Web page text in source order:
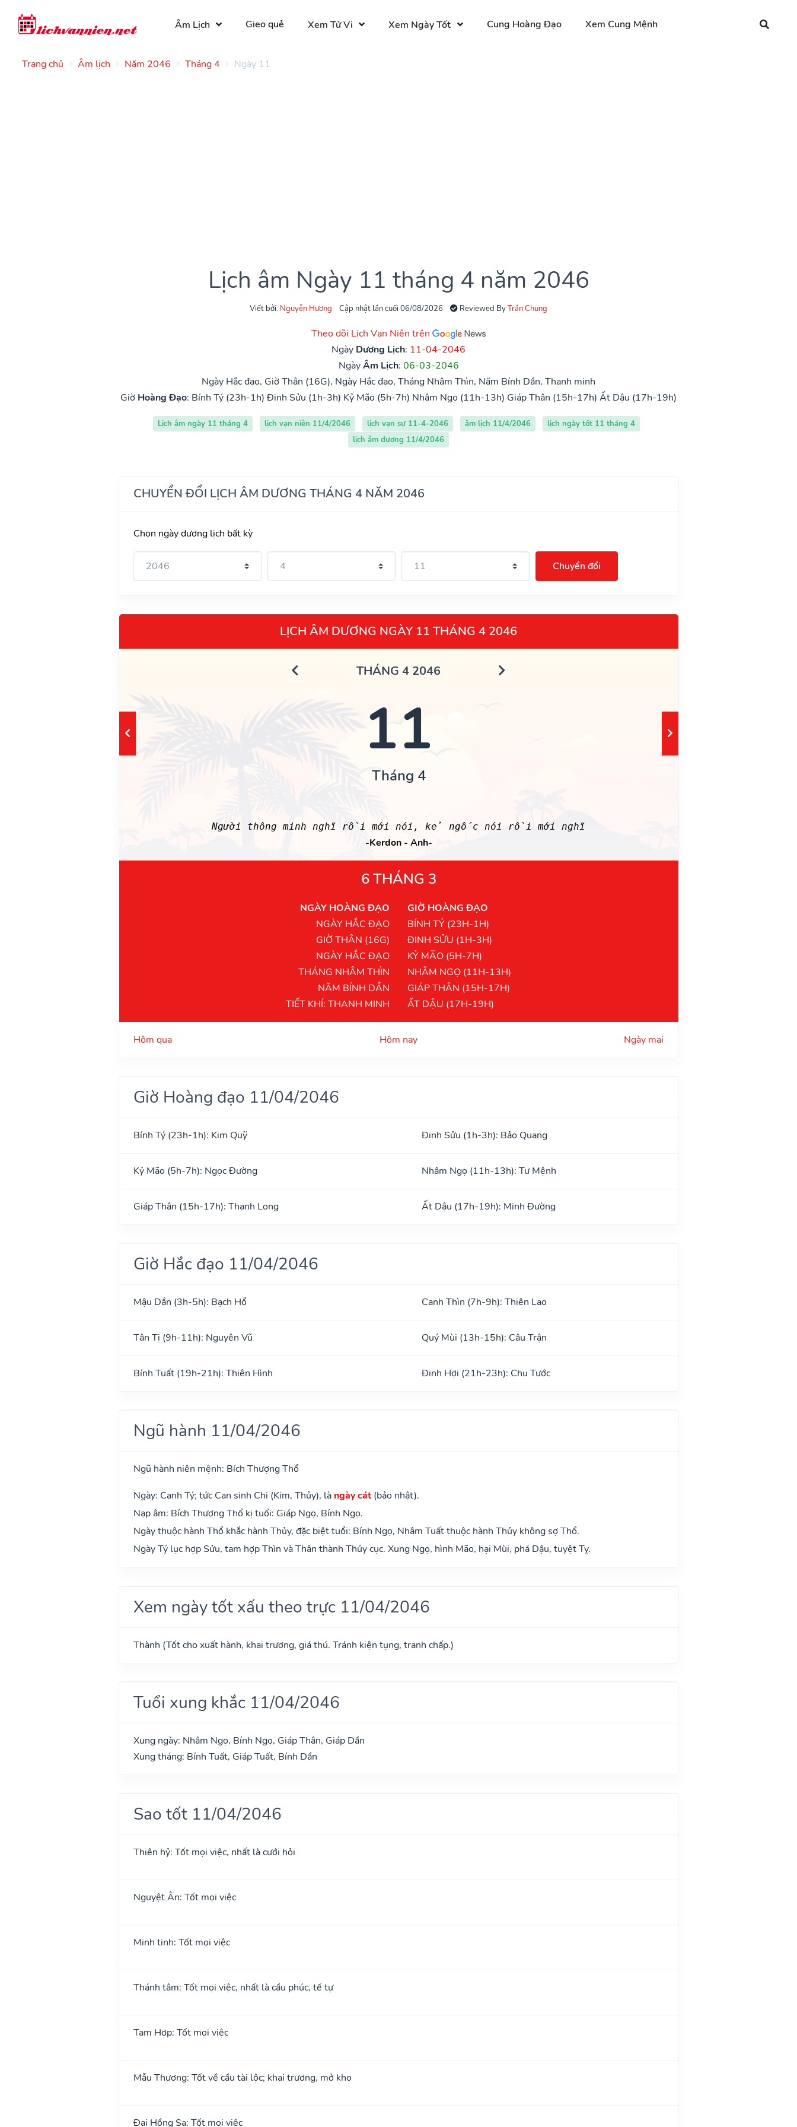
Âm Lịch Gieo quẻ Xem Tử Vi Xem Ngày Tốt Cung Hoàng Đạo Xem Cung Mệnh
Trang chủ Âm lịch Năm 2046 Tháng 4 Ngày 11
Lịch âm Ngày 11 tháng 4 năm 2046
Viết bởi: Nguyễn Hương Cập nhật lần cuối 06/08/2026 Reviewed ByTrần Chung
Theo dõi Lịch Vạn Niên trên
Ngày Dương Lịch: 11-04-2046
NgàyÂm Lịch: 06-03-2046
Ngày Hắc đạo, Giờ Thân (16G), Ngày Hắc đạo, Tháng Nhâm Thìn, Năm Bính Dần, Thanh minh
Giờ Hoàng Đạo: Bính Tý (23h-1h) Đinh Sửu (1h-3h) Kỷ Mão (5h-7h) Nhâm Ngọ (11h-13h) Giáp Thân (15h-17h) Ất Dậu (17h-19h)
Lịch âm ngày 11 tháng 4 lịch vạn niên 11/4/2046 lịch vạn sự 11-4-2046 âm lịch 11/4/2046
lịch ngày tốt 11 tháng 4
lịch âm dương 11/4/2046
CHUYỂN ĐỔI LỊCH ÂM DƯƠNG THÁNG 4 NĂM 2046
Chọn ngày dương lịch bất kỳ
Chuyển đổi
LỊCH ÂM DƯƠNG NGÀY 11 THÁNG 4 2046
THÁNG 4 2046
11
Tháng 4
Người thông minh nghĩ rồi mới nói, kẻ ngốc nói rồi mới nghĩ
-Kerdon - Anh-
6 THÁNG 3
NGÀY HOÀNG ĐẠO
NGÀY HẮC ĐẠO
GIỜ THÂN (16G)
NGÀY HẮC ĐẠO
THÁNG NHÂM THÌN
NĂM BÍNH DẦN
TIẾT KHÍ: THANH MINH
GIỜ HOÀNG ĐẠO
BÍNH TÝ (23H-1H)
ĐINH SỬU (1H-3H)
KỶ MÃO (5H-7H)
NHÂM NGỌ (11H-13H)
GIÁP THÂN (15H-17H)
ẤT DẬU (17H-19H)
Hôm qua Hôm nay Ngày mai
Giờ Hoàng đạo 11/04/2046
Bính Tý (23h-1h): Kim Quỹ Đinh Sửu (1h-3h): Bảo Quang
Kỷ Mão (5h-7h): Ngọc Đường Nhâm Ngọ (11h-13h): Tư Mệnh
Giáp Thân (15h-17h): Thanh Long Ất Dậu (17h-19h): Minh Đường
Giờ Hắc đạo 11/04/2046
Mậu Dần (3h-5h): Bạch Hổ Canh Thìn (7h-9h): Thiên Lao
Tân Tị (9h-11h): Nguyên Vũ Quý Mùi (13h-15h): Câu Trận
Bính Tuất (19h-21h): Thiên Hình Đinh Hợi (21h-23h): Chu Tước
Ngũ hành 11/04/2046
Ngũ hành niên mệnh: Bích Thượng Thổ
Ngày: Canh Tý; tức Can sinh Chi (Kim, Thủy), là ngày cát(bảo nhật).
Nạp âm: Bích Thượng Thổ kị tuổi: Giáp Ngọ, Bính Ngọ.
Ngày thuộc hành Thổ khắc hành Thủy, đặc biệt tuổi: Bính Ngọ, Nhâm Tuất thuộc hành Thủy không sợ Thổ.
Ngày Tý lục hợp Sửu, tam hợp Thìn và Thân thành Thủy cục. Xung Ngọ, hình Mão, hại Mùi, phá Dậu, tuyệt Tỵ.
Xem ngày tốt xấu theo trực 11/04/2046
Thành (Tốt cho xuất hành, khai trương, giá thú. Tránh kiện tụng, tranh chấp.)
Tuổi xung khắc 11/04/2046
Xung ngày: Nhâm Ngọ, Bính Ngọ, Giáp Thân, Giáp Dần
Xung tháng: Bính Tuất, Giáp Tuất, Bính Dần
Sao tốt 11/04/2046
Thiên hỷ: Tốt mọi việc, nhất là cưới hỏi
Nguyệt Ân: Tốt mọi việc
Minh tinh: Tốt mọi việc
Thánh tâm: Tốt mọi việc, nhất là cầu phúc, tế tự
Tam Hợp: Tốt mọi việc
Mẫu Thương: Tốt về cầu tài lộc; khai trương, mở kho
Đại Hồng Sa: Tốt mọi việc